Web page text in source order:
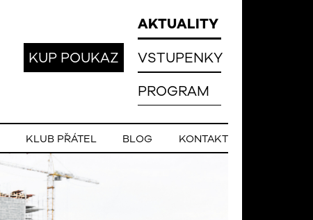
AKTUALITY
VSTUPENKY
PROGRAM
KUP POUKAZ
KLUB PŘÁTEL BLOG KONTAKT